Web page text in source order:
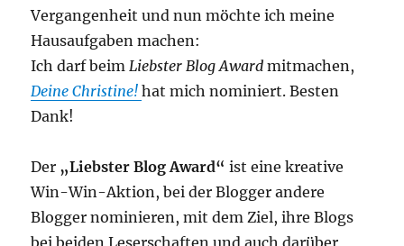
Vergangenheit und nun möchte ich meine
Hausaufgaben machen:
Ich darf beim Liebster Blog Award mitmachen,
Deine Christine! hat mich nominiert. Besten
Dank!
Der „Liebster Blog Award“ ist eine kreative
Win-Win-Aktion, bei der Blogger andere
Blogger nominieren, mit dem Ziel, ihre Blogs
bei beiden Leserschaften und auch darüber